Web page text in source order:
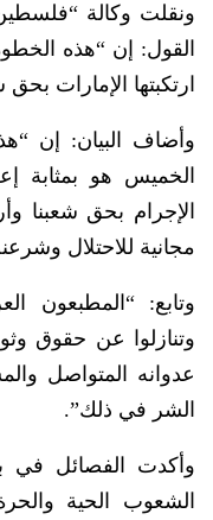
ونقلت وكالة
القول: إن “هذه
ارتكبتها الإمارات بحق
وأضاف البيان: إن
الخميس هو بمثابة
الإجرام بحق شعبنا
مجانية للاحتلال
وتابع: “المطبعون
وتنازلوا عن حقوق
عدوانه المتواصل
الشر في ذلك”.
وأكدت الفصائل في
الشعوب الحية